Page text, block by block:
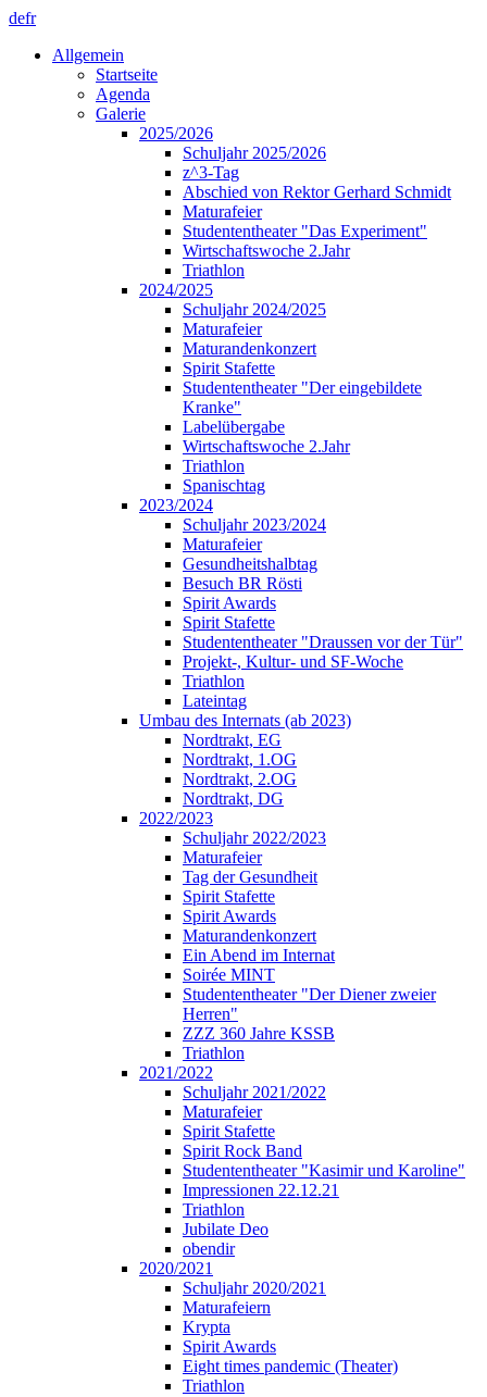
defr
Allgemein
Startseite
Agenda
Galerie
2025/2026
Schuljahr 2025/2026
z^3-Tag
Abschied von Rektor Gerhard Schmidt
Maturafeier
Studententheater "Das Experiment"
Wirtschaftswoche 2.Jahr
Triathlon
2024/2025
Schuljahr 2024/2025
Maturafeier
Maturandenkonzert
Spirit Stafette
Studententheater "Der eingebildete
Kranke"
Labelübergabe
Wirtschaftswoche 2.Jahr
Triathlon
Spanischtag
2023/2024
Schuljahr 2023/2024
Maturafeier
Gesundheitshalbtag
Besuch BR Rösti
Spirit Awards
Spirit Stafette
Studententheater "Draussen vor der Tür"
Projekt-, Kultur- und SF-Woche
Triathlon
Lateintag
Umbau des Internats (ab 2023)
Nordtrakt, EG
Nordtrakt, 1.OG
Nordtrakt, 2.OG
Nordtrakt, DG
2022/2023
Schuljahr 2022/2023
Maturafeier
Tag der Gesundheit
Spirit Stafette
Spirit Awards
Maturandenkonzert
Ein Abend im Internat
Soirée MINT
Studententheater "Der Diener zweier
Herren"
ZZZ 360 Jahre KSSB
Triathlon
2021/2022
Schuljahr 2021/2022
Maturafeier
Spirit Stafette
Spirit Rock Band
Studententheater "Kasimir und Karoline"
Impressionen 22.12.21
Triathlon
Jubilate Deo
obendir
2020/2021
Schuljahr 2020/2021
Maturafeiern
Krypta
Spirit Awards
Eight times pandemic (Theater)
Triathlon